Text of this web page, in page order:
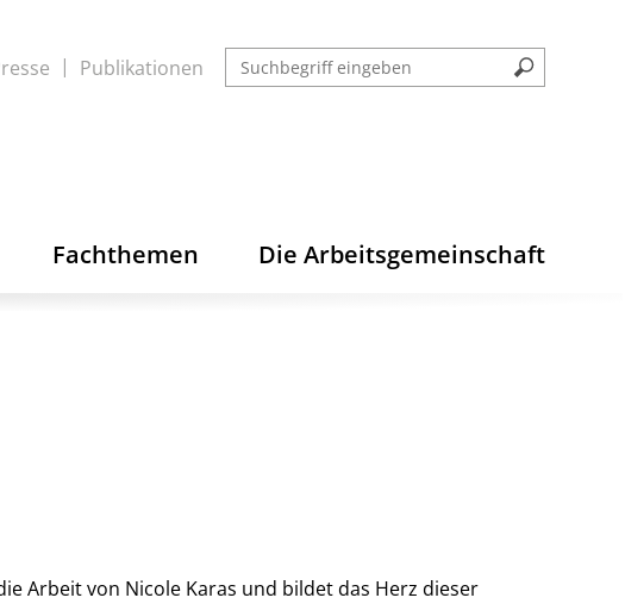
Publikationen
Fachthemen Die Arbeitsgemeinschaft
Arbeit von Nicole Karas und bildet das Herz dieser